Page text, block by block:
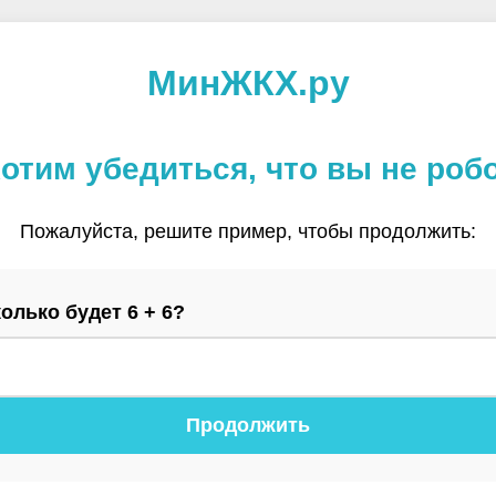
МинЖКХ.ру
убедиться, что вы не
Пожалуйста, решите пример, чтобы продолжить:
будет 6 + 6?
Продолжить